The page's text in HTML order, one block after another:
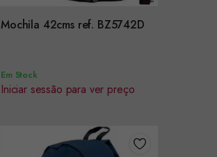
Mochila 42cms ref. BZ5742D
Encomendar
Em Stock
Iniciar sessão para ver preço